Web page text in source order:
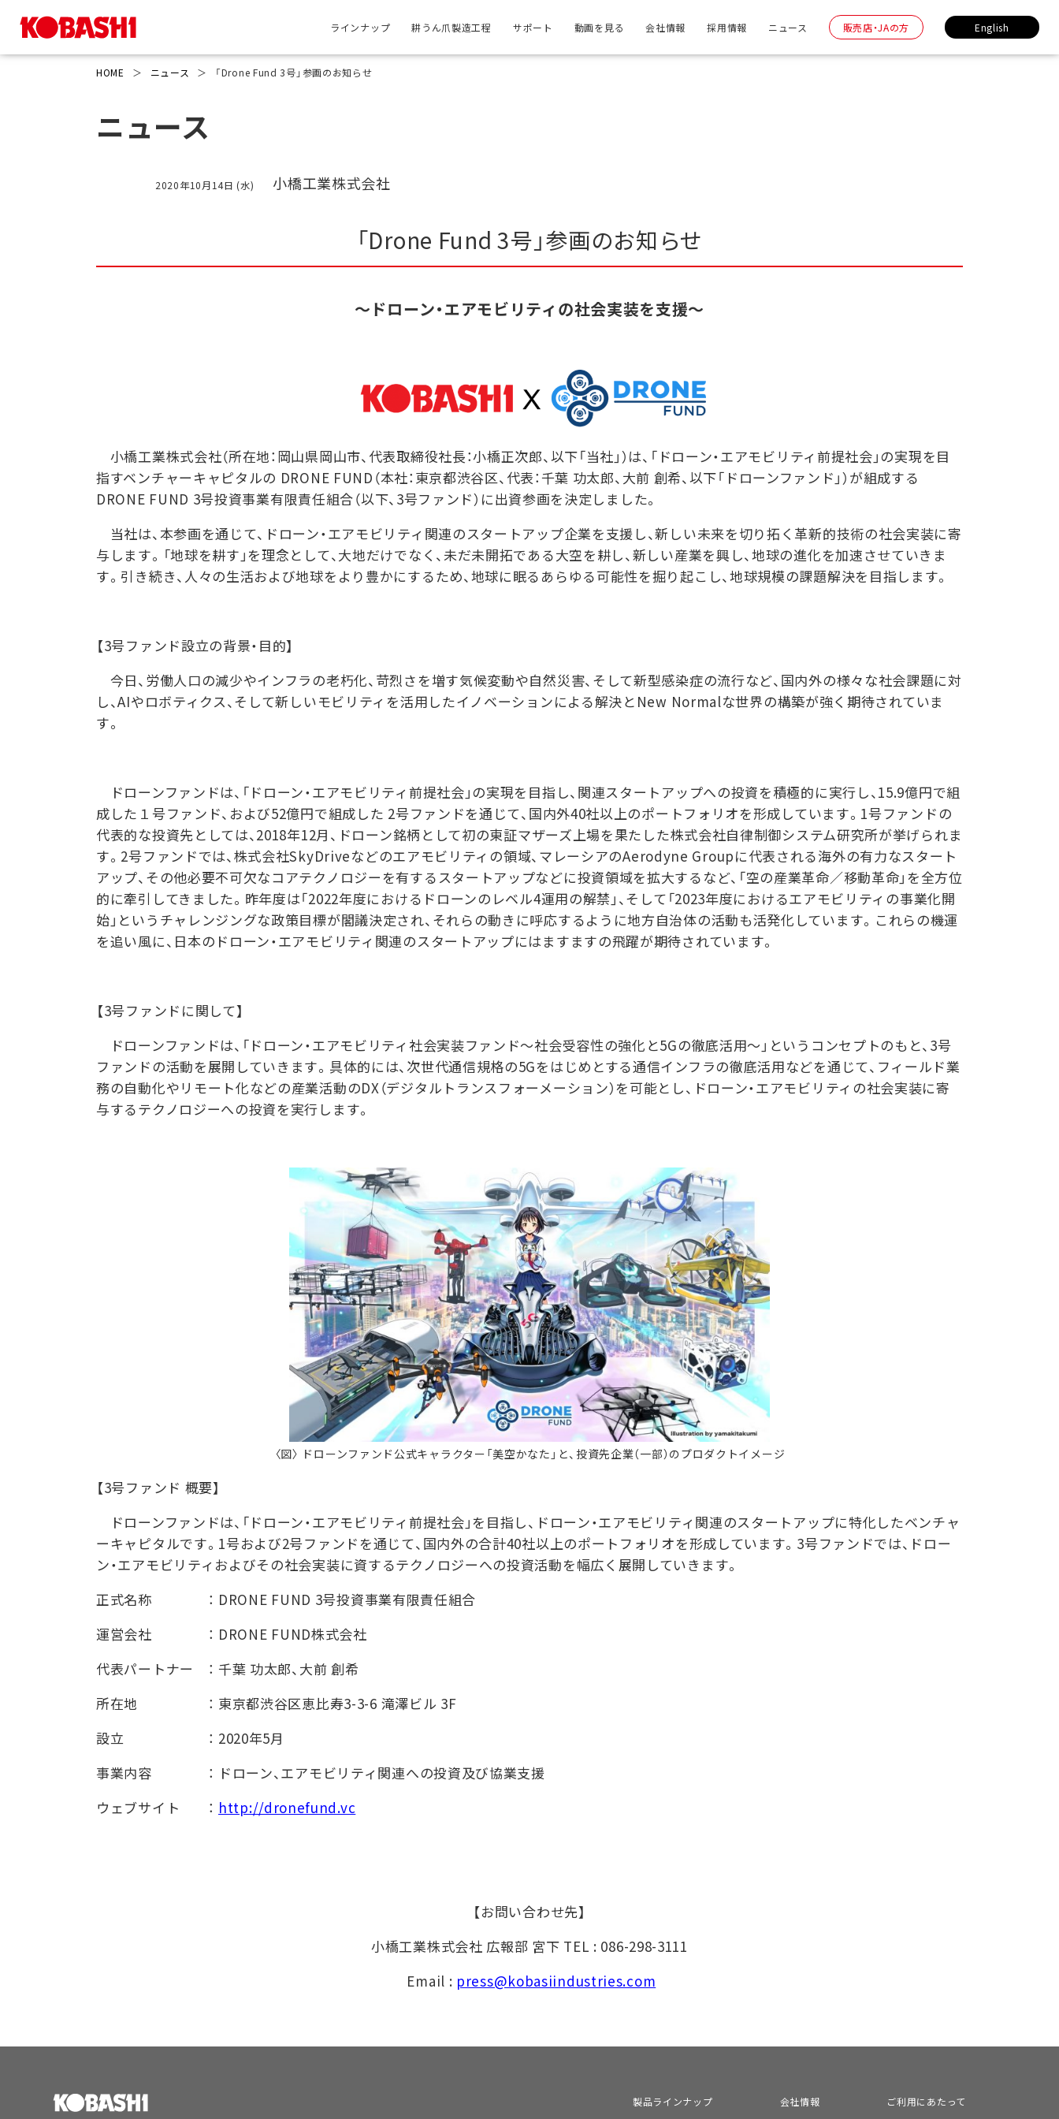
ラインナップ 耕うん爪製造工程 サポート 動画を見る 会社情報 採用情報 ニュース 販売店・JAの方 English
HOME ＞ ニュース ＞ 「Drone Fund 3号」参画のお知らせ
ニュース
2020年10月14日 (水) 小橋工業株式会社
「Drone Fund 3号」参画のお知らせ
～ドローン・エアモビリティの社会実装を支援～
小橋工業株式会社（所在地：岡山県岡山市、代表取締役社長：小橋正次郎、以下「当社」）は、「ドローン・エアモビリティ前提社会」の実現を目
指すベンチャーキャピタルの DRONE FUND（本社：東京都渋谷区、代表：千葉 功太郎、大前 創希、以下「ドローンファンド」）が組成する
DRONE FUND 3号投資事業有限責任組合（以下、3号ファンド）に出資参画を決定しました。
当社は、本参画を通じて、ドローン・エアモビリティ関連のスタートアップ企業を支援し、新しい未来を切り拓く革新的技術の社会実装に寄
与します。「地球を耕す」を理念として、大地だけでなく、未だ未開拓である大空を耕し、新しい産業を興し、地球の進化を加速させていきま
す。引き続き、人々の生活および地球をより豊かにするため、地球に眠るあらゆる可能性を掘り起こし、地球規模の課題解決を目指します。
【3号ファンド設立の背景・目的】
今日、労働人口の減少やインフラの老朽化、苛烈さを増す気候変動や自然災害、そして新型感染症の流行など、国内外の様々な社会課題に対
し、AIやロボティクス、そして新しいモビリティを活用したイノベーションによる解決とNew Normalな世界の構築が強く期待されていま
す。
ドローンファンドは、「ドローン・エアモビリティ前提社会」の実現を目指し、関連スタートアップへの投資を積極的に実行し、15.9億円で組
成した１号ファンド、および52億円で組成した 2号ファンドを通じて、国内外40社以上のポートフォリオを形成しています。1号ファンドの
代表的な投資先としては、2018年12月、ドローン銘柄として初の東証マザーズ上場を果たした株式会社自律制御システム研究所が挙げられま
す。2号ファンドでは、株式会社SkyDriveなどのエアモビリティの領域、マレーシアのAerodyne Groupに代表される海外の有力なスタート
アップ、その他必要不可欠なコアテクノロジーを有するスタートアップなどに投資領域を拡大するなど、「空の産業革命／移動革命」を全方位
的に牽引してきました。昨年度は「2022年度におけるドローンのレベル4運用の解禁」、そして「2023年度におけるエアモビリティの事業化開
始」というチャレンジングな政策目標が閣議決定され、それらの動きに呼応するように地方自治体の活動も活発化しています。これらの機運
を追い風に、日本のドローン・エアモビリティ関連のスタートアップにはますますの飛躍が期待されています。
【3号ファンドに関して】
ドローンファンドは、「ドローン・エアモビリティ社会実装ファンド～社会受容性の強化と5Gの徹底活用～」というコンセプトのもと、3号
ファンドの活動を展開していきます。具体的には、次世代通信規格の5Gをはじめとする通信インフラの徹底活用などを通じて、フィールド業
務の自動化やリモート化などの産業活動のDX（デジタルトランスフォーメーション）を可能とし、ドローン・エアモビリティの社会実装に寄
与するテクノロジーへの投資を実行します。
〈図〉 ドローンファンド公式キャラクター「美空かなた」と、投資先企業（一部）のプロダクトイメージ
【3号ファンド 概要】
ドローンファンドは、「ドローン・エアモビリティ前提社会」を目指し、ドローン・エアモビリティ関連のスタートアップに特化したベンチャ
ーキャピタルです。1号および2号ファンドを通じて、国内外の合計40社以上のポートフォリオを形成しています。3号ファンドでは、ドロー
ン・エアモビリティおよびその社会実装に資するテクノロジーへの投資活動を幅広く展開していきます。
正式名称 ： DRONE FUND 3号投資事業有限責任組合
運営会社 ： DRONE FUND株式会社
代表パートナー ： 千葉 功太郎、大前 創希
所在地 ： 東京都渋谷区恵比寿3-3-6 滝澤ビル 3F
設立 ： 2020年5月
事業内容 ： ドローン、エアモビリティ関連への投資及び協業支援
ウェブサイト ： http://dronefund.vc
【お問い合わせ先】
小橋工業株式会社 広報部 宮下 TEL : 086-298-3111
Email : press@kobasiindustries.com
製品ラインナップ
会社情報
ご利用にあたって